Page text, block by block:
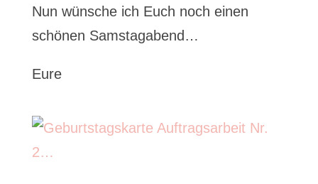
Nun wünsche ich Euch noch einen
schönen Samstagabend…
Eure